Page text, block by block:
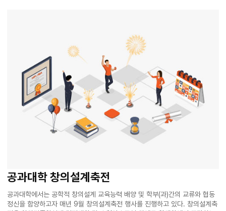
공과대학 창의설계축전
공과대학에서는 공학적 창의설계 교육능력 배양 및 학부(과)간의 교류와 협동
정신을 함양하고자 매년 9월 창의설계축전 행사를 진행하고 있다. 창의설계축